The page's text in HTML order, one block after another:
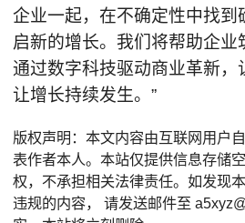
企业一起，在不确定性中找到
启新的增长。我们将帮助企业
通过数字科技驱动商业革新，
让增长持续发生。”
版权声明：本文内容由互联网用户
表作者本人。本站仅提供信息存储
权，不承担相关法律责任。如发现
违规的内容， 请发送邮件至